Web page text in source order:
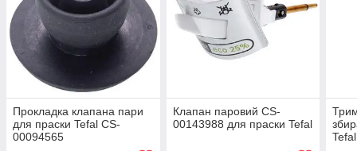
Прокладка клапана пари
для праски Tefal CS-
00094565
Клапан паровий CS-
00143988 для праски Tefal